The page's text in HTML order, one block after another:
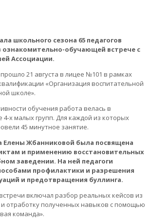
школьного сезона 65 педагогов
ознакомительно-обучающей встрече с
Ассоциации.
21 августа в лицее №101 в рамках
«Организация воспитательной
школе».
обучения работа велась в
х малых групп. Для каждой из которых
45 минутное занятие.
Елены Жбанниковой была посвящена
и применению восстановительных
заведении. На ней педагоги
профилактики и разрешения
и предотвращения буллинга.
включал разбор реальных кейсов из
отработку полученных навыков с помощью
команда».